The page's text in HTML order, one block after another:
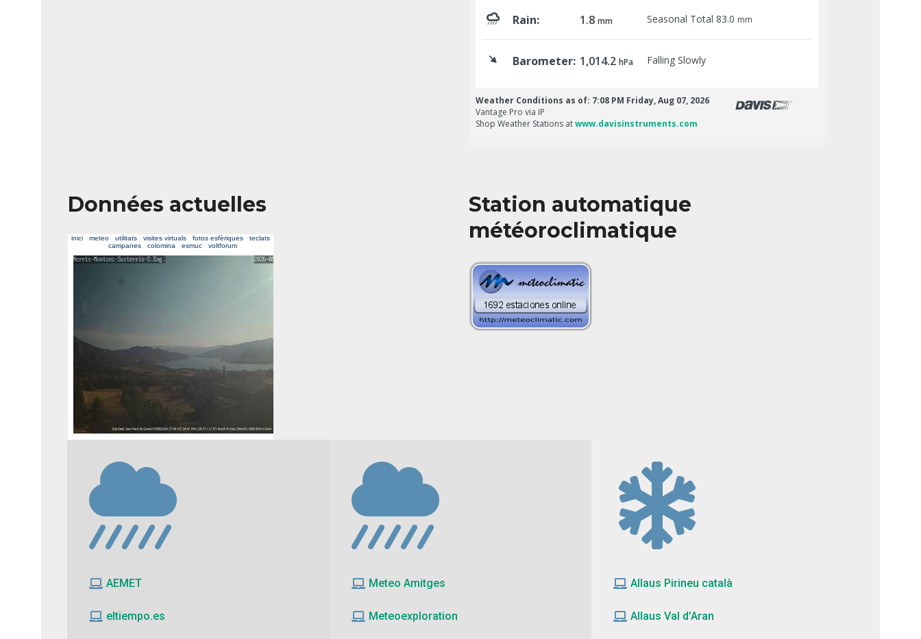
Données actuelles
Station automatique
météoroclimatique
AEMET
eltiempo.es
Meteo Amitges
Meteoexploration
Allaus Pirineu català
Allaus Val d’Aran